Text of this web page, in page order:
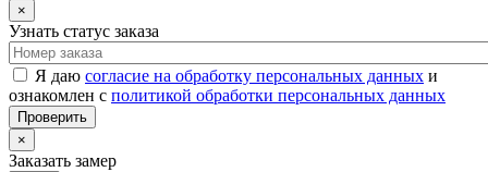
×
Узнать статус заказа
Я даю согласие на обработку персональных данных и
ознакомлен с политикой обработки персональных данных
Проверить
×
Заказать замер